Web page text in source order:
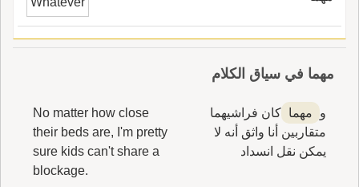
من نَبات البُرِّ، وهي أَنْجَعُ المَرْعَ في الحافرِ ما لم
تُسْفِ، واحدتُها بُهْماة؛ قال ابن سيده: هذا قولُ أَه
اللغة، وعندي أَنّ مَن قالُ بُهماةٌ فالأَلف مُلْحِقة له
بِجُخْدَب، فإذ نزع الهاء أَحال إعْتِقاده الأَول عما كان
مع تاء التأنيث ويجعلها للتأنيث إذا فق الهاء.
مهما في سياق الكلام
و مهما كان فراشيهما
متقاربين أنا واثق أنه لا
يمكن نقل انسداد
No matter how close
their beds are, I'm pretty
sure kids can't share a
blockage.